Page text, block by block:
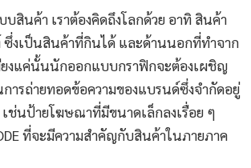
สินค้า เราต้องคิดถึงโลกด้วย อาทิ สินค้า
งเป็นสินค้าที่กินได้ และด้านนอกที่ทำจาก
ยงแค่นั้นนักออกแบบกราฟิกจะต้องเผชิญ
ารถ่ายทอดข้อความของแบรนด์ซึ่งจำกัดอยู่
ช่นป้ายโฆษณาที่มีขนาดเล็กลงเรื่อย ๆ
ที่จะมีความสำคัญกับสินค้าในภายภาค